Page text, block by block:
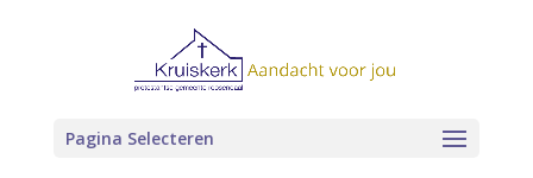
Pagina Selecteren